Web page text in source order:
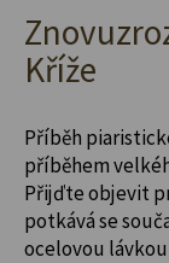
Kříže
Příběh
příběhem
Přijďte objevit
potkává se
ocelovou